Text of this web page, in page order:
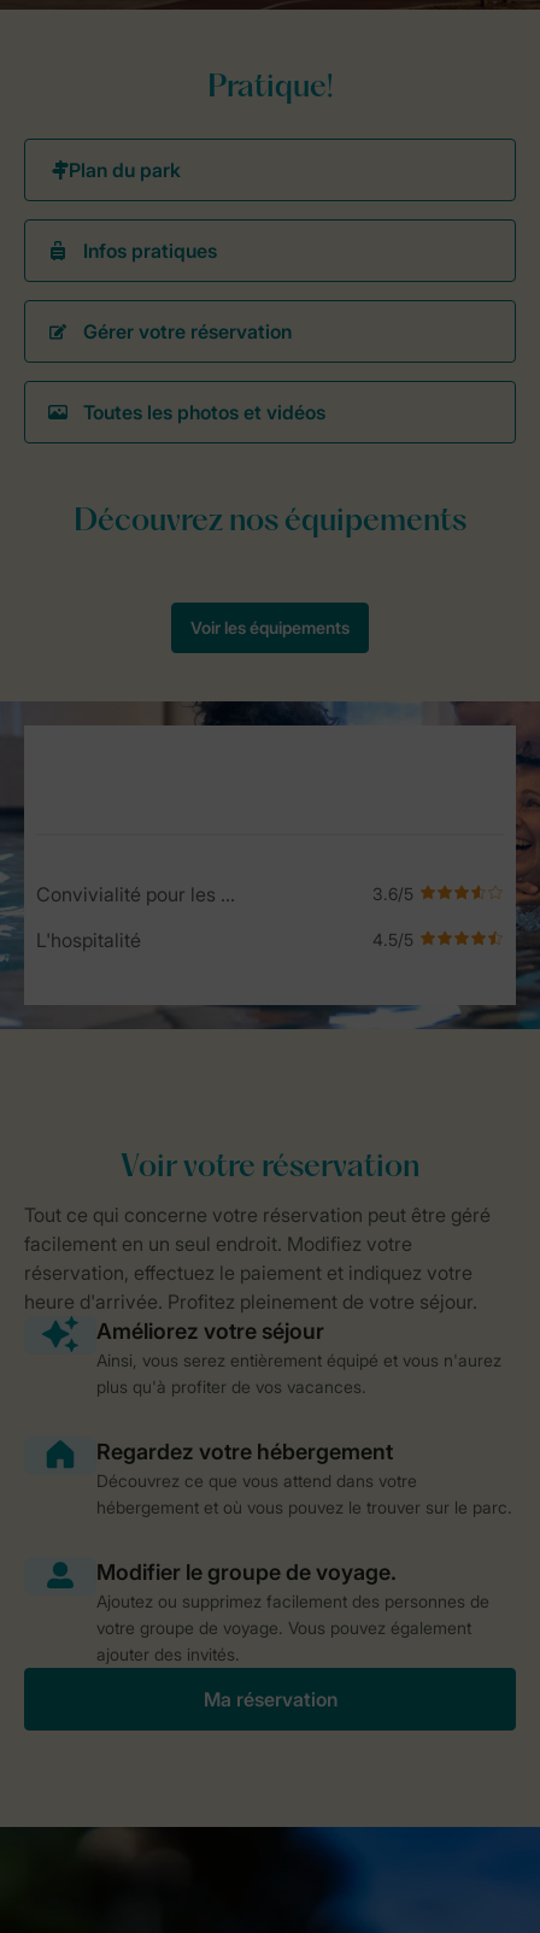
Pratique!
Infos pratiques
Gérer votre réservation
Toutes les photos et vidéos
Service Rating from our guests
Convivialité pour les enfants
L'hospitalité
Ainsi, vous serez entièrement équipé et vous n'aurez
plus qu'à profiter de vos vacances.
Découvrez ce que vous attend dans votre
hébergement et où vous pouvez le trouver sur le parc.
Ajoutez ou supprimez facilement des personnes de
votre groupe de voyage. Vous pouvez également
ajouter des invités.
Ma réservation